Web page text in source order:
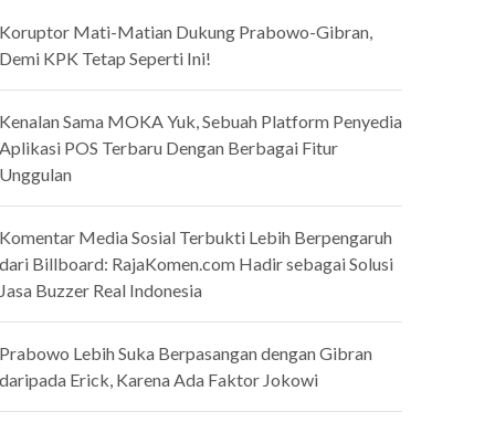
Mati-Matian Dukung Prabowo-Gibran,
KPK Tetap Seperti Ini!
Sama MOKA Yuk, Sebuah Platform Penyedia
POS Terbaru Dengan Berbagai Fitur
Media Sosial Terbukti Lebih Berpengaruh
Billboard: RajaKomen.com Hadir sebagai Solusi
Buzzer Real Indonesia
Lebih Suka Berpasangan dengan Gibran
Erick, Karena Ada Faktor Jokowi